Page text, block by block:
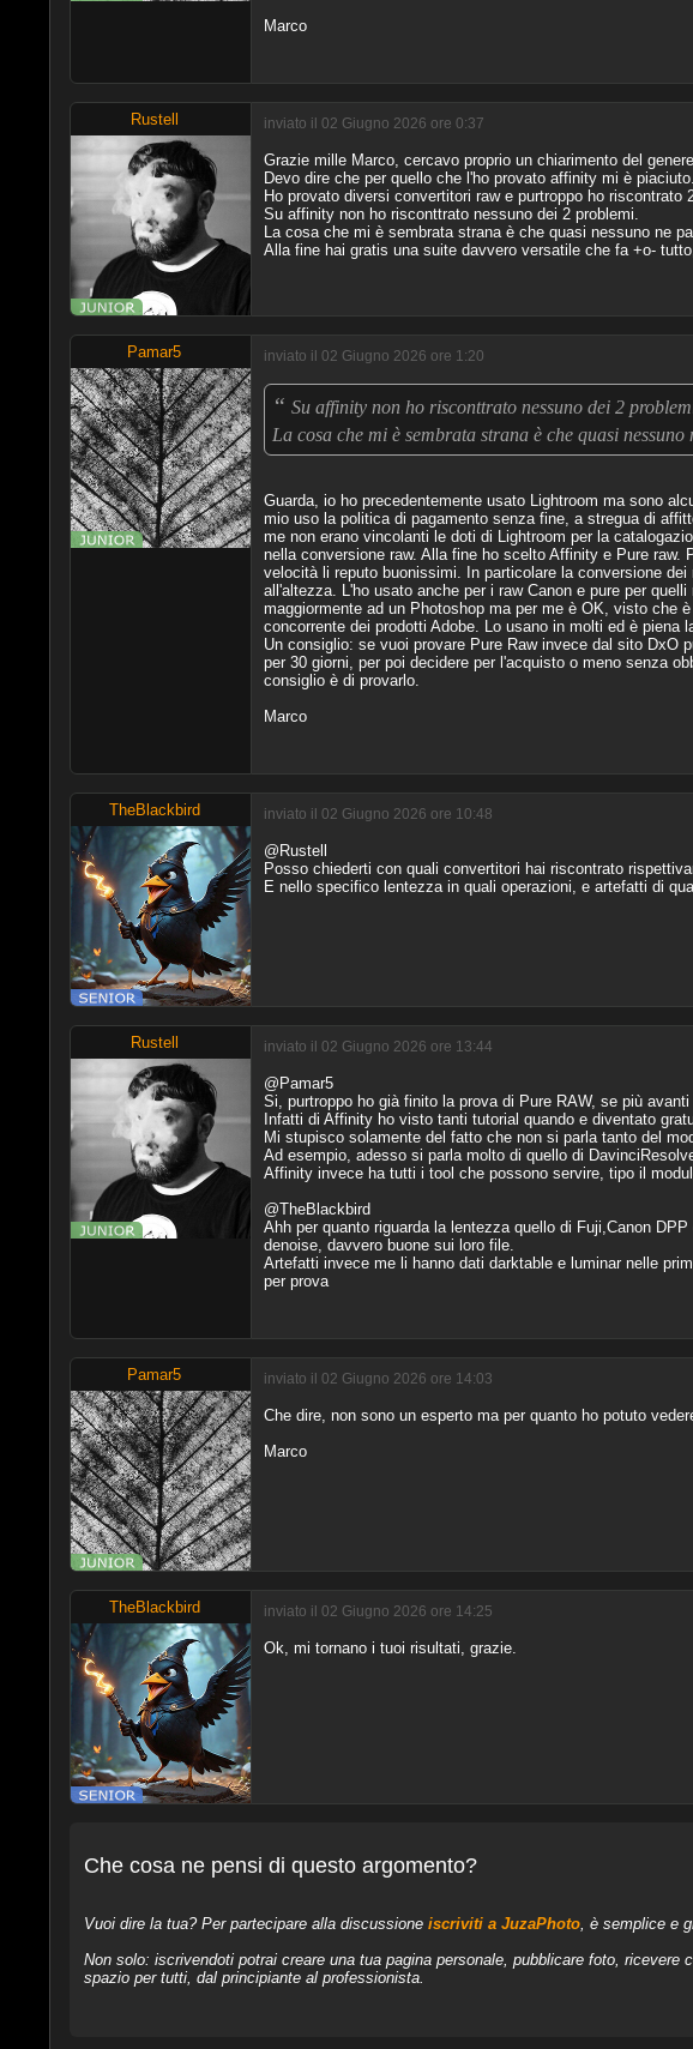
Marco
Rustell inviato il 02 Giugno 2026 ore 0:37
Grazie mille Marco, cercavo proprio un chiarimento del genere.
Devo dire che per quello che l'ho provato affinity mi è piaciuto.
Ho provato diversi convertitori raw e purtroppo ho
Su affinity non ho risconttrato nessuno dei 2 problemi.
La cosa che mi è sembrata strana è che quasi nessuno ne
Alla fine hai gratis una suite davvero versatile che fa +o-
Pamar5 inviato il 02 Giugno 2026 ore 1:20
“ Su affinity non ho risconttrato nessuno dei 2
La cosa che mi è sembrata strana è che quasi nessuno
Guarda, io ho precedentemente usato Lightroom ma sono
mio uso la politica di pagamento senza fine, a stregua di
me non erano vincolanti le doti di Lightroom per la
nella conversione raw. Alla fine ho scelto Affinity e Pure
velocità li reputo buonissimi. In particolare la conversione
all'altezza. L'ho usato anche per i raw Canon e pure per
maggiormente ad un Photoshop ma per me è OK, visto che
concorrente dei prodotti Adobe. Lo usano in molti ed è
Un consiglio: se vuoi provare Pure Raw invece dal sito DxO
per 30 giorni, per poi decidere per l'acquisto o meno senza
consiglio è di provarlo.
Marco
TheBlackbird inviato il 02 Giugno 2026 ore 10:48
@Rustell
Posso chiederti con quali convertitori hai riscontrato
E nello specifico lentezza in quali operazioni, e artefatti di
Rustell inviato il 02 Giugno 2026 ore 13:44
@Pamar5
Si, purtroppo ho già finito la prova di Pure RAW, se più
Infatti di Affinity ho visto tanti tutorial quando e diventato
Mi stupisco solamente del fatto che non si parla tanto del
Ad esempio, adesso si parla molto di quello di
Affinity invece ha tutti i tool che possono servire, tipo il
@TheBlackbird
Ahh per quanto riguarda la lentezza quello di Fuji,Canon
denoise, davvero buone sui loro file.
Artefatti invece me li hanno dati darktable e luminar nelle
per prova
Pamar5 inviato il 02 Giugno 2026 ore 14:03
Che dire, non sono un esperto ma per quanto ho potuto
Marco
TheBlackbird inviato il 02 Giugno 2026 ore 14:25
Ok, mi tornano i tuoi risultati, grazie.
Che cosa ne pensi di questo argomento?
Vuoi dire la tua? Per partecipare alla discussione iscriviti a JuzaPhoto, è semplice e
Non solo: iscrivendoti potrai creare una tua pagina personale, pubblicare foto,
spazio per tutti, dal principiante al professionista.